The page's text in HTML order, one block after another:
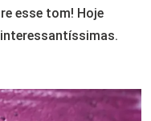
esse tom! Hoje